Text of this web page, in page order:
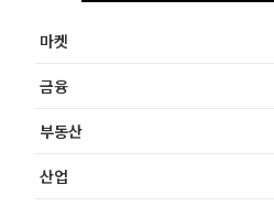
마켓
금융
부동산
산업